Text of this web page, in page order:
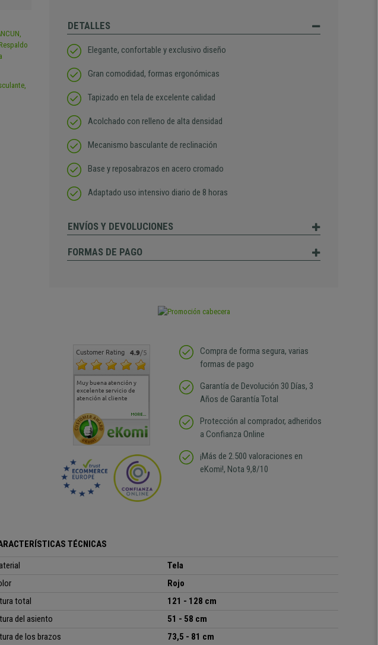
DETALLES
Elegante, confortable y exclusivo diseño
Gran comodidad, formas ergonómicas
Tapizado en tela de excelente calidad
Acolchado con relleno de alta densidad
Mecanismo basculante de reclinación
Base y reposabrazos en acero cromado
Adaptado uso intensivo diario de 8 horas
ENVÍOS Y DEVOLUCIONES
FORMAS DE PAGO
Customer Rating 4.9/5
Muy buena atención y
excelente servicio de
atención al cliente
Muy buena atención de
cara al asesoramiento
comercial y el envío ha
Si estoy contento
Excelente relacion
calidad precio Plazo de
MORE...
Compra de forma segura, varias
formas de pago
Garantía de Devolución 30 Días, 3
Años de Garantía Total
Protección al comprador, adheridos
a Confianza Online
¡Más de 2.500 valoraciones en
eKomi!, Nota 9,8/10
TÉCNICAS
Tela
Rojo
total
121 - 128 cm
del asiento
51 - 58 cm
de los brazos
73,5 - 81 cm